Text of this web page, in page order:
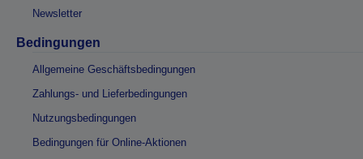
Newsletter
Bedingungen
Allgemeine Geschäftsbedingungen
Zahlungs- und Lieferbedingungen
Nutzungsbedingungen
Bedingungen für Online-Aktionen